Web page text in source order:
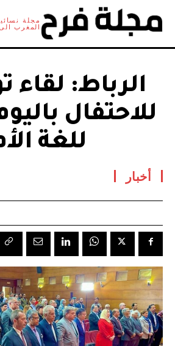
مجلة
المغرب
الرباط: لقاء
للاحتفال
للغة
أخبار